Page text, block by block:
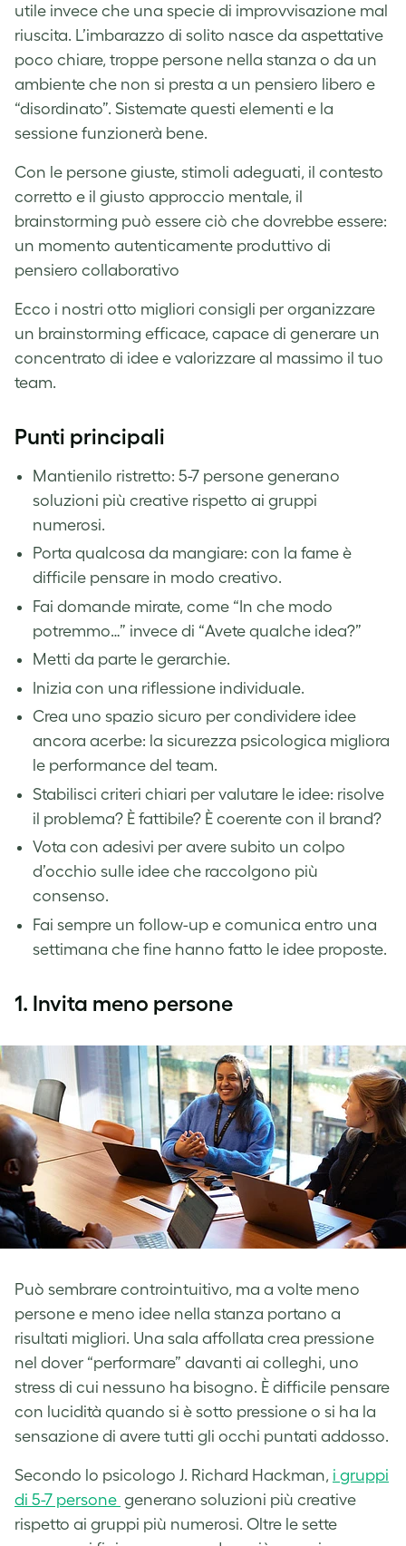
utile invece che una specie di improvvisazione mal
riuscita. L’imbarazzo di solito nasce da aspettative
poco chiare, troppe persone nella stanza o da un
ambiente che non si presta a un pensiero libero e
“disordinato”. Sistemate questi elementi e la
sessione funzionerà bene.
Con le persone giuste, stimoli adeguati, il contesto
corretto e il giusto approccio mentale, il
brainstorming può essere ciò che dovrebbe essere:
un momento autenticamente produttivo di
pensiero collaborativo
Ecco i nostri otto migliori consigli per organizzare
un brainstorming efficace, capace di generare un
concentrato di idee e valorizzare al massimo il tuo
team.
Punti principali
Mantienilo ristretto: 5-7 persone generano
soluzioni più creative rispetto ai gruppi
numerosi.
Porta qualcosa da mangiare: con la fame è
difficile pensare in modo creativo.
Fai domande mirate, come “In che modo
potremmo…” invece di “Avete qualche idea?”
Metti da parte le gerarchie.
Inizia con una riflessione individuale.
Crea uno spazio sicuro per condividere idee
ancora acerbe: la sicurezza psicologica migliora
le performance del team.
Stabilisci criteri chiari per valutare le idee: risolve
il problema? È fattibile? È coerente con il brand?
Vota con adesivi per avere subito un colpo
d’occhio sulle idee che raccolgono più
consenso.
Fai sempre un follow-up e comunica entro una
settimana che fine hanno fatto le idee proposte.
1. Invita meno persone
Può sembrare controintuitivo, ma a volte meno
persone e meno idee nella stanza portano a
risultati migliori. Una sala affollata crea pressione
nel dover “performare” davanti ai colleghi, uno
stress di cui nessuno ha bisogno. È difficile pensare
con lucidità quando si è sotto pressione o si ha la
sensazione di avere tutti gli occhi puntati addosso.
Secondo lo psicologo J. Richard Hackman, i gruppi
di 5-7 persone generano soluzioni più creative
rispetto ai gruppi più numerosi. Oltre le sette